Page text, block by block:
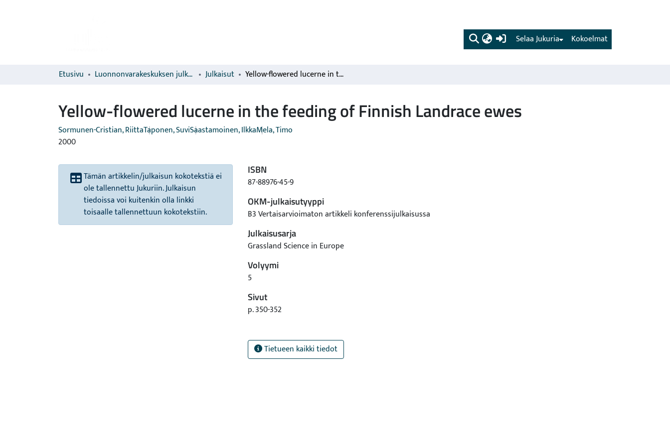
(current) Kokoelmat
Selaa Jukuria
Etusivu Luonnonvarakeskuksen julkaisut Julkaisut Yellow-flowered lucerne in the feeding of Finnish Landrace ewes
Yellow-flowered lucerne in the feeding of Finnish Landrace ewes
Sormunen-Cristian, RiittaTaponen, SuviSaastamoinen, IlkkaMela, Timo
2000
Tämän artikkelin/julkaisun kokotekstiä ei
ole tallennettu Jukuriin. Julkaisun
tiedoissa voi kuitenkin olla linkki
toisaalle tallennettuun kokotekstiin.
ISBN
87-88976-45-9
OKM-julkaisutyyppi
B3 Vertaisarvioimaton artikkeli konferenssijulkaisussa
Julkaisusarja
Grassland Science in Europe
Volyymi
5
Sivut
p. 350-352
Tietueen kaikki tiedot